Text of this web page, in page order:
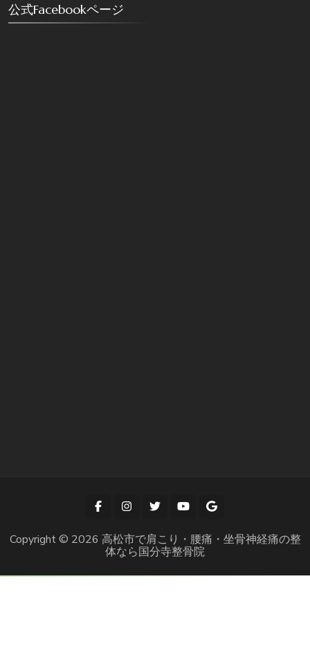
公式Facebookページ
Copyright © 2026 高松市で肩こり・腰痛・坐骨神経痛の整
体なら国分寺整骨院